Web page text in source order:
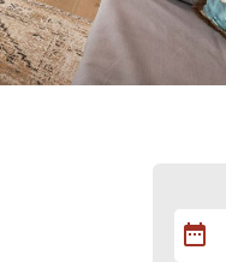
date_range